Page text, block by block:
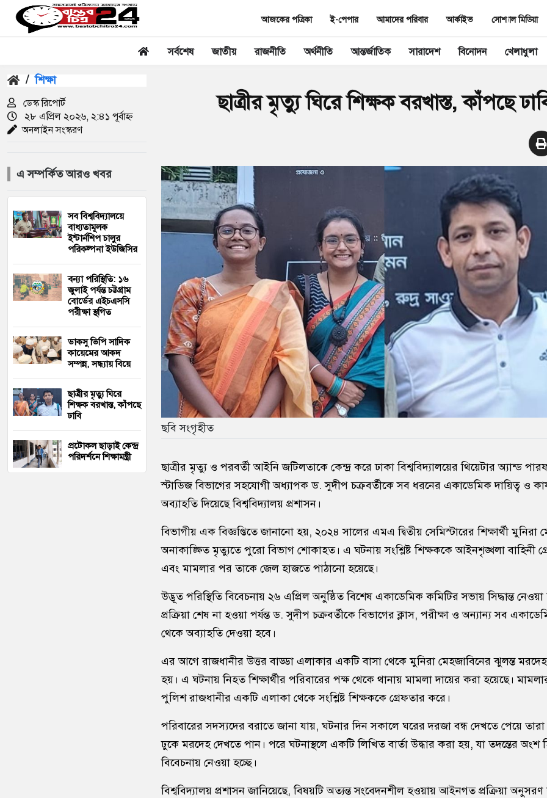
আজকের পত্রিকা ই-পেপার আমাদের পরিবার আর্কাইভ সোশ্যাল মিডিয়া
সর্বশেষ জাতীয় রাজনীতি অর্থনীতি আন্তর্জাতিক সারাদেশ বিনোদন খেলাধুলা
/ শিক্ষা
ডেস্ক রিপোর্ট
২৮ এপ্রিল ২০২৬, ২:৪১ পূর্বাহ্ন
অনলাইন সংস্করণ
এ সম্পর্কিত আরও খবর
সব বিশ্ববিদ্যালয়ে
বাধ্যতামূলক
ইন্টার্নশিপ চালুর
পরিকল্পনা ইউজিসির
বন্যা পরিস্থিতি: ১৬
জুলাই পর্যন্ত চট্টগ্রাম
বোর্ডের এইচএসসি
পরীক্ষা স্থগিত
ডাকসু ভিপি সাদিক
কায়েমের আকদ
সম্পন্ন, সন্ধ্যায় বিয়ে
ছাত্রীর মৃত্যু ঘিরে
শিক্ষক বরখাস্ত, কাঁপছে
ঢাবি
প্রটোকল ছাড়াই কেন্দ্র
পরিদর্শনে শিক্ষামন্ত্রী
ছাত্রীর মৃত্যু ঘিরে শিক্ষক বরখাস্ত, কাঁপছে
ছবি সংগৃহীত
ছাত্রীর মৃত্যু ও পরবর্তী আইনি জটিলতাকে কেন্দ্র করে ঢাকা বিশ্ববিদ্যালয়ের থিয়েটার অ্যান্ড
স্টাডিজ বিভাগের সহযোগী অধ্যাপক ড. সুদীপ চক্রবর্তীকে সব ধরনের একাডেমিক দায়িত্ব ও
অব্যাহতি দিয়েছে বিশ্ববিদ্যালয় প্রশাসন।
বিভাগীয় এক বিজ্ঞপ্তিতে জানানো হয়, ২০২৪ সালের এমএ দ্বিতীয় সেমিস্টারের শিক্ষার্থী মুনিরা
অনাকাঙ্ক্ষিত মৃত্যুতে পুরো বিভাগ শোকাহত। এ ঘটনায় সংশ্লিষ্ট শিক্ষককে আইনশৃঙ্খলা বাহিনী
এবং মামলার পর তাকে জেল হাজতে পাঠানো হয়েছে।
উদ্ভূত পরিস্থিতি বিবেচনায় ২৬ এপ্রিল অনুষ্ঠিত বিশেষ একাডেমিক কমিটির সভায় সিদ্ধান্ত
প্রক্রিয়া শেষ না হওয়া পর্যন্ত ড. সুদীপ চক্রবর্তীকে বিভাগের ক্লাস, পরীক্ষা ও অন্যান্য সব
থেকে অব্যাহতি দেওয়া হবে।
এর আগে রাজধানীর উত্তর বাড্ডা এলাকার একটি বাসা থেকে মুনিরা মেহজাবিনের ঝুলন্ত
হয়। এ ঘটনায় নিহত শিক্ষার্থীর পরিবারের পক্ষ থেকে থানায় মামলা দায়ের করা হয়েছে।
পুলিশ রাজধানীর একটি এলাকা থেকে সংশ্লিষ্ট শিক্ষককে গ্রেফতার করে।
পরিবারের সদস্যদের বরাতে জানা যায়, ঘটনার দিন সকালে ঘরের দরজা বন্ধ দেখতে পেয়ে
ঢুকে মরদেহ দেখতে পান। পরে ঘটনাস্থলে একটি লিখিত বার্তা উদ্ধার করা হয়, যা তদন্তের অংশ
বিবেচনায় নেওয়া হচ্ছে।
বিশ্ববিদ্যালয় প্রশাসন জানিয়েছে, বিষয়টি অত্যন্ত সংবেদনশীল হওয়ায় আইনগত প্রক্রিয়া